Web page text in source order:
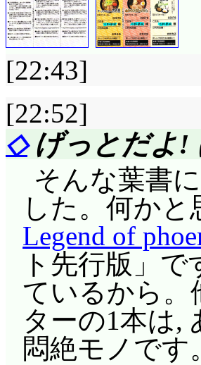
[22:43]
[22:52]
◇げっとだよ!
そんな葉書
した。何か
Legend of
ト先行版」
ているから
ターの1本は,
悶絶モノです